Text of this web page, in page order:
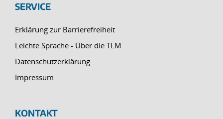
SERVICE
Erklärung zur Barrierefreiheit
Leichte Sprache - Über die TLM
Datenschutzerklärung
Impressum
KONTAKT